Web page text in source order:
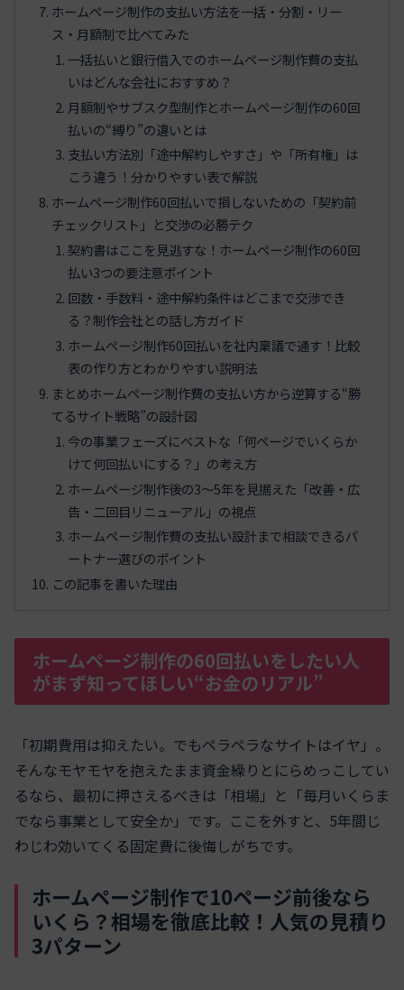
ホームページ制作の支払い方法を一括・分割・リー
ス・月額制で比べてみた
一括払いと銀行借入でのホームページ制作費の支払
いはどんな会社におすすめ？
月額制やサブスク型制作とホームページ制作の60回
払いの“縛り”の違いとは
支払い方法別「途中解約しやすさ」や「所有権」は
こう違う！分かりやすい表で解説
ホームページ制作60回払いで損しないための「契約前
チェックリスト」と交渉の必勝テク
契約書はここを見逃すな！ホームページ制作の60回
払い3つの要注意ポイント
回数・手数料・途中解約条件はどこまで交渉でき
る？制作会社との話し方ガイド
ホームページ制作60回払いを社内稟議で通す！比較
表の作り方とわかりやすい説明法
まとめホームページ制作費の支払い方から逆算する“勝
てるサイト戦略”の設計図
今の事業フェーズにベストな「何ページでいくらか
けて何回払いにする？」の考え方
ホームページ制作後の3〜5年を見据えた「改善・広
告・二回目リニューアル」の視点
ホームページ制作費の支払い設計まで相談できるパ
ートナー選びのポイント
この記事を書いた理由
ホームページ制作の60回払いをしたい人
がまず知ってほしい“お金のリアル”
「初期費用は抑えたい。でもペラペラなサイトはイヤ」。
そんなモヤモヤを抱えたまま資金繰りとにらめっこしてい
るなら、最初に押さえるべきは「相場」と「毎月いくらま
でなら事業として安全か」です。ここを外すと、5年間じ
わじわ効いてくる固定費に後悔しがちです。
ホームページ制作で10ページ前後なら
いくら？相場を徹底比較！人気の見積り
3パターン